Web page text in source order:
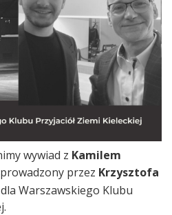
wywiad z Kamilem
przez Krzysztofa
dla Warszawskiego Klubu